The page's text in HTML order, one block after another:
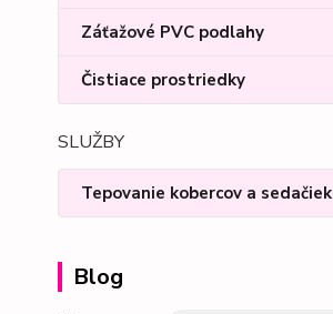
Záťažové PVC podlahy
Čistiace prostriedky
SLUŽBY
Tepovanie kobercov a sedačiek
Blog